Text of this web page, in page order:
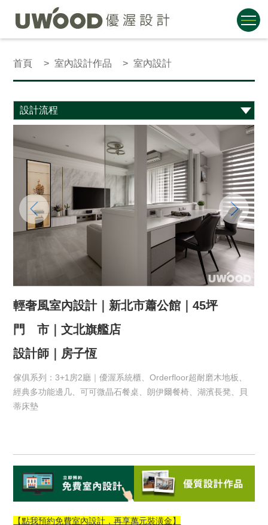
首頁 室內設計作品 室內設計
輕奢風室內設計｜新北市蕭公館｜45坪
門 市｜文北旗艦店
設計師｜房子恆
傢俱系列：3+1房2廳｜優渥系統櫃、Orderfloor超耐磨木地板、
經典多功能邊几、可可微晶石餐桌、朗伊爾餐椅、湖濱長凳、貝
蒂床墊
【點我預約免費室內設計，再享萬元裝潢金】